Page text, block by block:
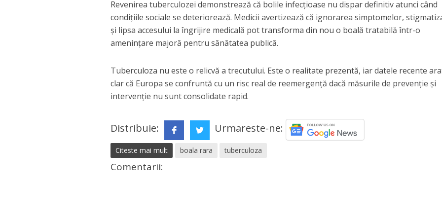
Revenirea tuberculozei demonstrează că bolile infecțioase nu dispar definitiv atunci când
condițiile sociale se deteriorează. Medicii avertizează că ignorarea simptomelor,
și lipsa accesului la îngrijire medicală pot transforma din nou o boală tratabilă într-o
amenințare majoră pentru sănătatea publică.
Tuberculoza nu este o relicvă a trecutului. Este o realitate prezentă, iar datele recente
clar că Europa se confruntă cu un risc real de reemergență dacă măsurile de prevenție și
intervenție nu sunt consolidate rapid.
Distribuie: Urmareste-ne:
Citeste mai mult boala rara tuberculoza
Comentarii: